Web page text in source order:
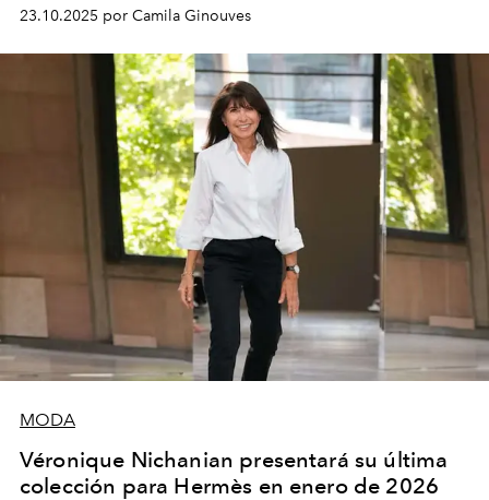
dieron vida a la propuesta del diseñador.
23.10.2025 por Camila Ginouves
MODA
Véronique Nichanian presentará su última
colección para Hermès en enero de 2026